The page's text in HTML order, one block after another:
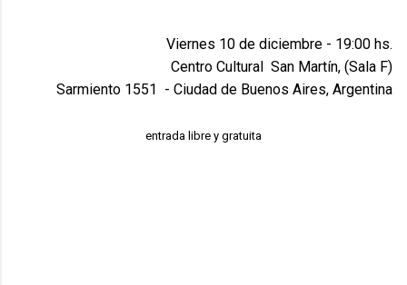
Viernes 10 de diciembre - 19:00 hs.
Centro Cultural San Martín, (Sala F)
Sarmiento 1551 - Ciudad de Buenos Aires, Argentina
entrada libre y gratuita